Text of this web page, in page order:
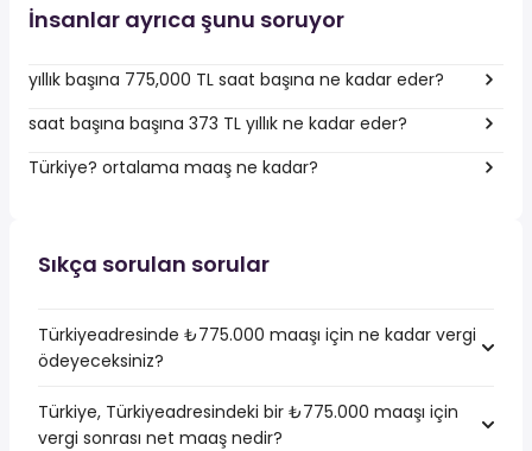
İnsanlar ayrıca şunu soruyor
yıllık başına 775,000 TL saat başına ne kadar eder?
saat başına başına 373 TL yıllık ne kadar eder?
Türkiye? ortalama maaş ne kadar?
Sıkça sorulan sorular
Türkiyeadresinde ₺775.000 maaşı için ne kadar vergi
ödeyeceksiniz?
Türkiye, Türkiyeadresindeki bir ₺775.000 maaşı için
vergi sonrası net maaş nedir?